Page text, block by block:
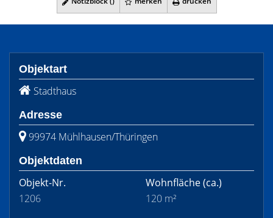
Objektart
Stadthaus
Adresse
99974 Mühlhausen/Thüringen
Objektdaten
Objekt-Nr.
1206
Wohnfläche(ca.)
120 m²